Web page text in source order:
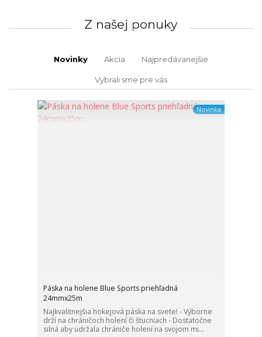
Z našej ponuky
Novinky Akcia Najpredávanejšie
Vybrali sme pre vás
Novinka
Páska na holene Blue Sports priehľadná
24mmx25m
Najkvalitnejšia hokejová páska na svete! - Výborne
drží na chráničoch holení či štucniach - Dostatočne
silná aby udržala chrániče holení na svojom mi...